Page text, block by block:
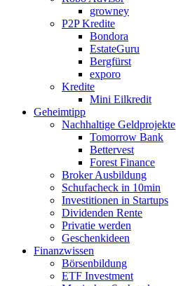
growney
P2P Kredite
Bondora
EstateGuru
Bergfürst
exporo
Kredite
Mini Eilkredit
Geheimtipp
Nachhaltige Geldprojekte
Tomorrow Bank
Bettervest
Forest Finance
Broker Ausbildung
Schufacheck in 10min
Investitionen in Startups
Dividenden Rente
Privatie werden
Geschenkideen
Finanzwissen
Börsenbildung
ETF Investment